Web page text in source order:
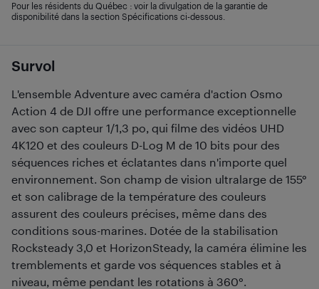
Survol
L'ensemble Adventure avec caméra d'action Osmo
Action 4 de DJI offre une performance exceptionnelle
avec son capteur 1/1,3 po, qui filme des vidéos UHD
4K120 et des couleurs D-Log M de 10 bits pour des
séquences riches et éclatantes dans n'importe quel
environnement. Son champ de vision ultralarge de 155°
et son calibrage de la température des couleurs
assurent des couleurs précises, même dans des
conditions sous-marines. Dotée de la stabilisation
Rocksteady 3,0 et HorizonSteady, la caméra élimine les
tremblements et garde vos séquences stables et à
niveau, même pendant les rotations à 360°.
Pour les résidents du Québec : voir la divulgation de la garantie de
disponibilité dans la section Spécifications ci-dessous.